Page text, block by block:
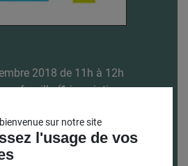
2018 de 11h à 12h
en famille (1 inscription par
votre billet à l’entrée
sur notre site
l'usage de vos